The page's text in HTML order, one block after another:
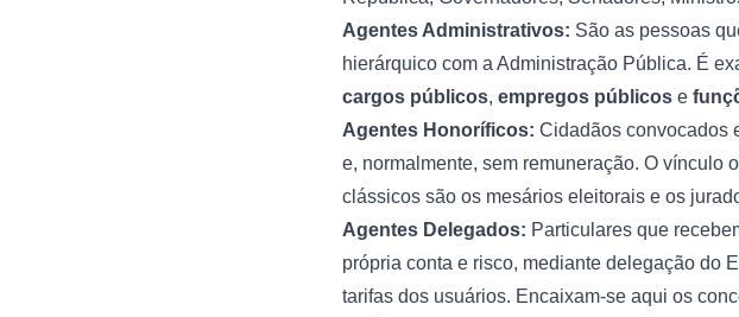
Agentes Administrativos: São as pessoas
hierárquico com a Administração Pública. É
cargos públicos, empregos públicos e
Agentes Honoríficos: Cidadãos convocados
e, normalmente, sem remuneração. O vínculo
clássicos são os mesários eleitorais e os
Agentes Delegados: Particulares que
própria conta e risco, mediante delegação do
tarifas dos usuários. Encaixam-se aqui os